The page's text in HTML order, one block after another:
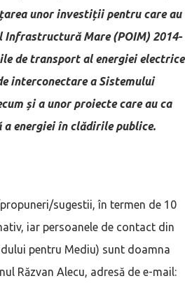
unor investiții pentru care au
Mare (POIM) 2014-
de transport al energiei electrice
interconectare a Sistemului
și a unor proiecte care au ca
energiei în clădirile publice.
sugestii, în termen de 10
iar persoanele de contact din
pentru Mediu) sunt doamna
Răzvan Alecu, adresă de e-mail: